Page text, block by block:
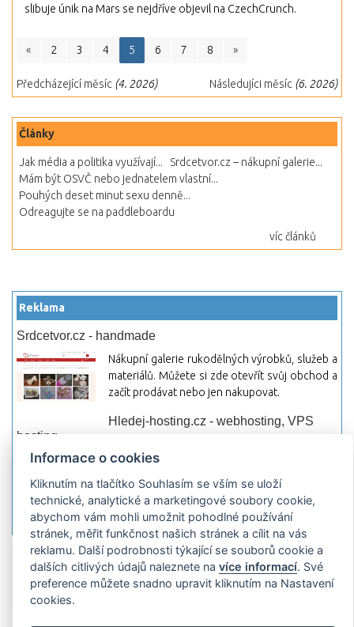
slibuje únik na Mars se nejdříve objevil na CzechCrunch.
« 2 3 4 5 6 7 8 »
Předcházející měsíc (4. 2026) Následujíci měsíc (6. 2026)
Články
Jak média a politika využívají...
Srdcetvor.cz – nákupní galerie...
Mám být OSVČ nebo jednatelem vlastní...
Pouhých deset minut sexu denně...
Odreagujte se na paddleboardu
víc článků
Reklama
Srdcetvor.cz - handmade
Nákupní galerie rukodělných výrobků, služeb a
materiálů. Můžete si zde otevřít svůj obchod a
začít prodávat nebo jen nakupovat.
Hledej-hosting.cz - webhosting, VPS
hosting
Přehled webhostingových, multihosting a VPS
hosting programů s možností jejich
pokročilého vyhledávání a porovnávání.
Najděte si jednoduše vhodný hosting.
Přidat server Propagace Co je RSS o
rssMonitor.cz
Partneři Reklama Podmínky používání
Ochrana
osobních údajů
Copyright © 2009 rssMonitor.cz Všechny práva vyhrazené. Autor a
Informace o cookies
Kliknutím na tlačítko Souhlasím se vším se uloží
technické, analytické a marketingové soubory cookie,
abychom vám mohli umožnit pohodlné používání
stránek, měřit funkčnost našich stránek a cílit na vás
reklamu. Další podrobnosti týkající se souborů cookie a
dalších citlivých údajů naleznete navíce informací. Své
preference můžete snadno upravit kliknutím na Nastavení
cookies.